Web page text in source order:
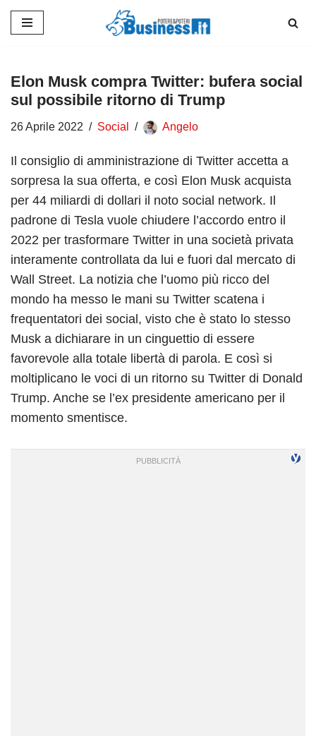
contenuto
Elon Musk compra Twitter: bufera social
sul possibile ritorno di Trump
26 Aprile 2022 Social Angelo
Il consiglio di amministrazione di Twitter accetta a
sorpresa la sua offerta, e così Elon Musk acquista
per 44 miliardi di dollari il noto social network. Il
padrone di Tesla vuole chiudere l’accordo entro il
2022 per trasformare Twitter in una società privata
interamente controllata da lui e fuori dal mercato di
Wall Street. La notizia che l’uomo più ricco del
mondo ha messo le mani su Twitter scatena i
frequentatori dei social, visto che è stato lo stesso
Musk a dichiarare in un cinguettio di essere
favorevole alla totale libertà di parola. E così si
moltiplicano le voci di un ritorno su Twitter di Donald
Trump. Anche se l’ex presidente americano per il
momento smentisce.